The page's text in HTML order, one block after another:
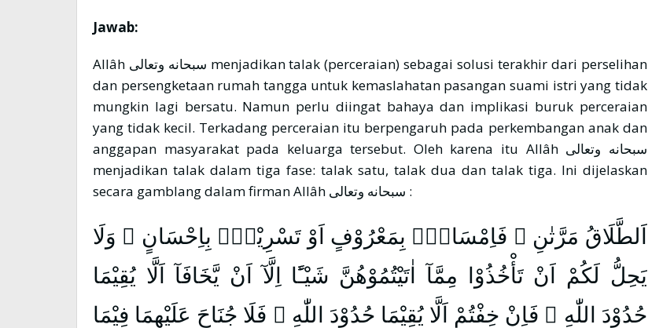
Jawab:
Allâh سبحانه وتعالى menjadikan talak (perceraian) sebagai solusi terakhir dari perselihan
dan persengketaan rumah tangga untuk kemaslahatan pasangan suami istri yang tidak
mungkin lagi bersatu. Namun perlu diingat bahaya dan implikasi buruk perceraian
yang tidak kecil. Terkadang perceraian itu berpengaruh pada perkembangan anak dan
anggapan masyarakat pada keluarga tersebut. Oleh karena itu Allâh سبحانه وتعالى
menjadikan talak dalam tiga fase: talak satu, talak dua dan talak tiga. Ini dijelaskan
secara gamblang dalam firman Allâh سبحانه وتعالى :
اَلطَّلَاقُ مَرَّتٰنِ ۖ فَاِمْسَاكٌۢ بِمَعْرُوْفٍ اَوْ تَسْرِيْحٌۢ بِاِحْسَانٍ ۗ وَلَا
يَحِلُّ لَكُمْ اَنْ تَأْخُذُوْا مِمَّآ اٰتَيْتُمُوْهُنَّ شَيْـًٔا اِلَّآ اَنْ يَّخَافَآ اَلَّا يُقِيْمَا
حُدُوْدَ اللّٰهِ ۗ فَاِنْ خِفْتُمْ اَلَّا يُقِيْمَا حُدُوْدَ اللّٰهِ ۙ فَلَا جُنَاحَ عَلَيْهِمَا فِيْمَا